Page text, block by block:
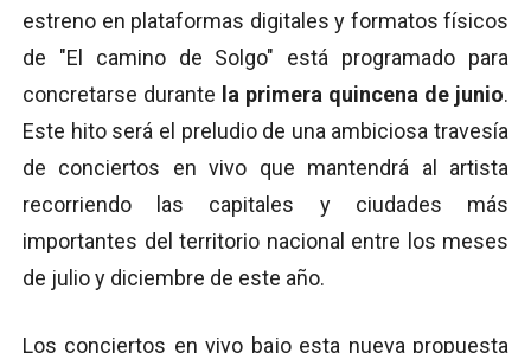
estreno en plataformas digitales y formatos físicos
de "El camino de Solgo" está programado para
concretarse durante la primera quincena de junio.
Este hito será el preludio de una ambiciosa travesía
de conciertos en vivo que mantendrá al artista
recorriendo las capitales y ciudades más
importantes del territorio nacional entre los meses
de julio y diciembre de este año.
Los conciertos en vivo bajo esta nueva propuesta